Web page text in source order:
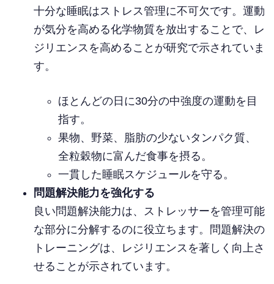
十分な睡眠はストレス管理に不可欠です。運動
が気分を高める化学物質を放出することで、レ
ジリエンスを高めることが研究で示されていま
す。
ほとんどの日に30分の中強度の運動を目
指す。
果物、野菜、脂肪の少ないタンパク質、
全粒穀物に富んだ食事を摂る。
一貫した睡眠スケジュールを守る。
問題解決能力を強化する
良い問題解決能力は、ストレッサーを管理可能
な部分に分解するのに役立ちます。問題解決の
トレーニングは、レジリエンスを著しく向上さ
せることが示されています。